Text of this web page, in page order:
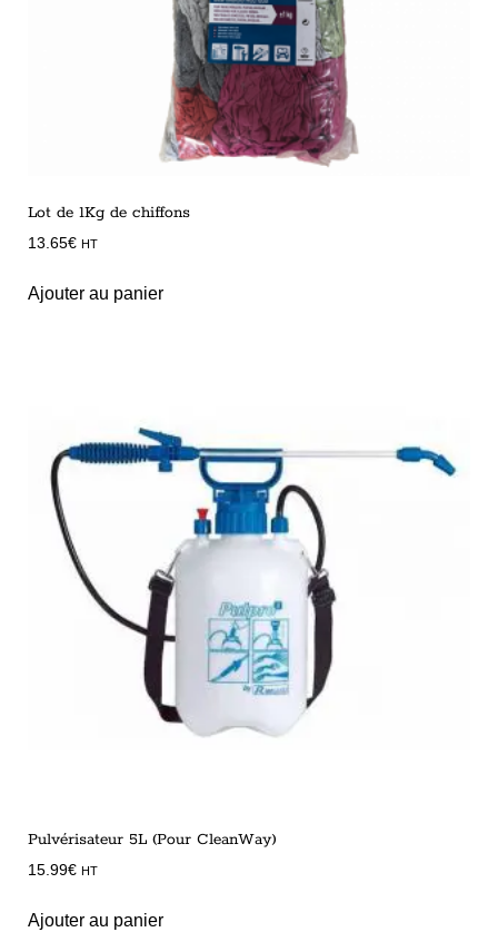
Lot de 1Kg de chiffons
13.65€ HT
Ajouter au panier
Pulvérisateur 5L (Pour CleanWay)
15.99€ HT
Ajouter au panier